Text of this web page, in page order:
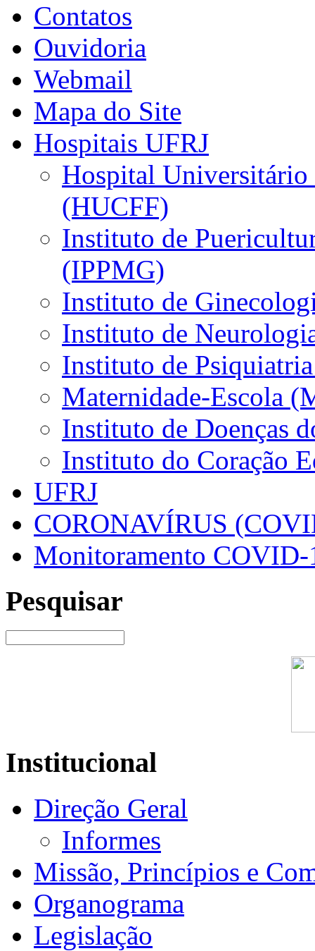
Contatos
Ouvidoria
Webmail
Mapa do Site
Hospitais UFRJ
Hospital
(HUCFF)
Instituto de
(IPPMG)
Instituto de
Instituto de
Instituto de
Maternidade-Escola
Instituto de Doenças
Instituto do Coração
UFRJ
CORONAVÍRUS
Monitoramento COVID-
Pesquisar
Institucional
Direção Geral
Informes
Missão, Princípios e
Organograma
Legislação